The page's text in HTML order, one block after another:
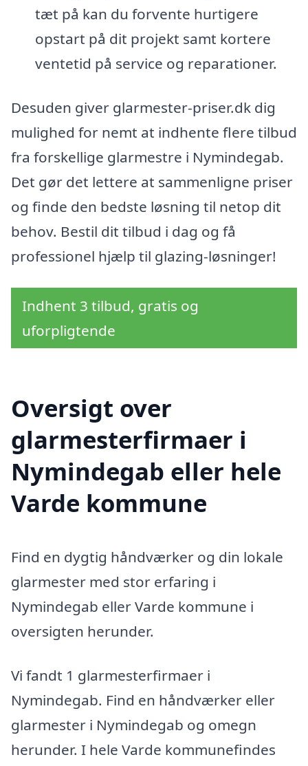
tæt på kan du forvente hurtigere
opstart på dit projekt samt kortere
ventetid på service og reparationer.
Desuden giver glarmester-priser.dk dig
mulighed for nemt at indhente flere tilbud
fra forskellige glarmestre i Nymindegab.
Det gør det lettere at sammenligne priser
og finde den bedste løsning til netop dit
behov. Bestil dit tilbud i dag og få
professionel hjælp til glazing-løsninger!
Indhent 3 tilbud, gratis og
uforpligtende
Oversigt over
glarmesterfirmaer i
Nymindegab eller hele
Varde kommune
Find en dygtig håndværker og din lokale
glarmester med stor erfaring i
Nymindegab eller Varde kommune i
oversigten herunder.
Vi fandt 1 glarmesterfirmaer i
Nymindegab. Find en håndværker eller
glarmester i Nymindegab og omegn
herunder. I hele Varde kommunefindes